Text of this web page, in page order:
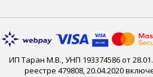
ИП Таран М.В., УНП 193374586 от
реестре 479808, 20.04.2020